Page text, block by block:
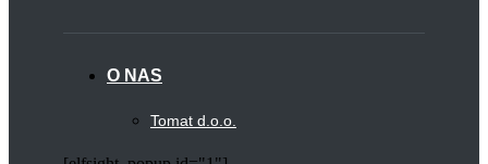
O NAS
Tomat d.o.o.